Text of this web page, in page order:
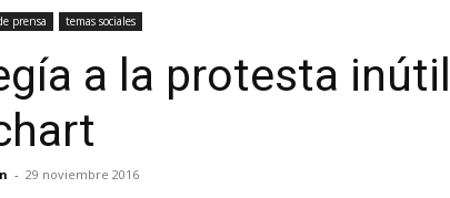
prensa temas sociales
a la protesta
- 29 noviembre 2016